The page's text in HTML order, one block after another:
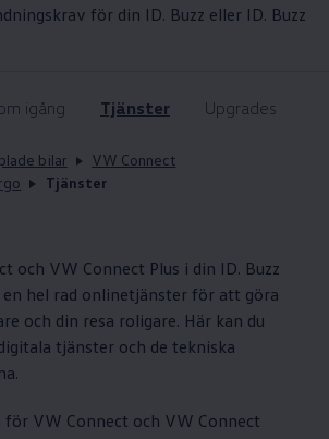
för din ID. Buzz eller ID. Buzz
igång Tjänster Upgrades
bilar
VW Connect
Tjänster
och VW Connect Plus i din ID. Buzz
en hel rad onlinetjänster för att göra
och din resa roligare. Här kan du
tjänster och de tekniska
för VW Connect och VW Connect